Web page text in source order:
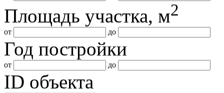
Площадь участка, м2
от до
Год постройки
от до
ID объекта